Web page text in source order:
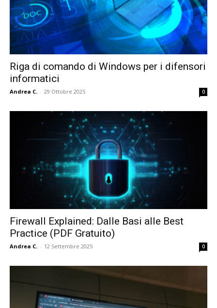
Riga di comando di Windows per i difensori
informatici
Andrea C. - 29 Ottobre 2025 0
Firewall Explained: Dalle Basi alle Best
Practice (PDF Gratuito)
Andrea C. - 12 Settembre 2025 0